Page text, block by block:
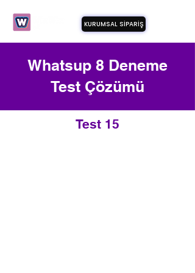
KURUMSAL SİPARİŞ
Whatsup 8 Deneme
Test Çözümü
Test 15